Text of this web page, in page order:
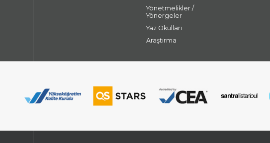
Yönetmelikler /
Yönergeler
Yaz Okulları
Araştırma